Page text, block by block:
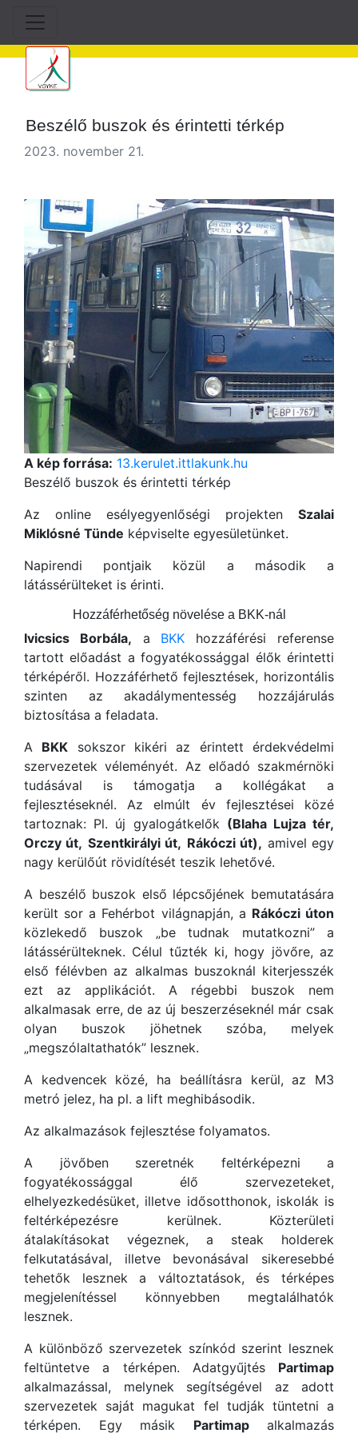
Beszélő buszok és érintetti térkép
2023. november 21.
A kép forrása: 13.kerulet.ittlakunk.hu
Beszélő buszok és érintetti térkép
Az online esélyegyenlőségi projekten Szalai
Miklósné Tünde képviselte egyesületünket.
Napirendi pontjaik közül a második a
látássérülteket is érinti.
Hozzáférhetőség növelése a BKK-nál
Ivicsics Borbála, a BKK hozzáférési referense
tartott előadást a fogyatékossággal élők érintetti
térképéről. Hozzáférhető fejlesztések, horizontális
szinten az akadálymentesség hozzájárulás
biztosítása a feladata.
A BKK sokszor kikéri az érintett érdekvédelmi
szervezetek véleményét. Az előadó szakmérnöki
tudásával is támogatja a kollégákat a
fejlesztéseknél. Az elmúlt év fejlesztései közé
tartoznak: Pl. új gyalogátkelők (Blaha Lujza tér,
Orczy út, Szentkirályi út, Rákóczi út), amivel egy
nagy kerülőút rövidítését teszik lehetővé.
A beszélő buszok első lépcsőjének bemutatására
került sor a Fehérbot világnapján, a Rákóczi úton
közlekedő buszok „be tudnak mutatkozni” a
látássérülteknek. Célul tűzték ki, hogy jövőre, az
első félévben az alkalmas buszoknál kiterjesszék
ezt az applikációt. A régebbi buszok nem
alkalmasak erre, de az új beszerzéseknél már csak
olyan buszok jöhetnek szóba, melyek
„megszólaltathatók” lesznek.
A kedvencek közé, ha beállításra kerül, az M3
metró jelez, ha pl. a lift meghibásodik.
Az alkalmazások fejlesztése folyamatos.
A jövőben szeretnék feltérképezni a
fogyatékossággal élő szervezeteket,
elhelyezkedésüket, illetve idősotthonok, iskolák is
feltérképezésre kerülnek. Közterületi
átalakításokat végeznek, a steak holderek
felkutatásával, illetve bevonásával sikeresebbé
tehetők lesznek a változtatások, és térképes
megjelenítéssel könnyebben megtalálhatók
lesznek.
A különböző szervezetek színkód szerint lesznek
feltüntetve a térképen. Adatgyűjtés Partimap
alkalmazással, melynek segítségével az adott
szervezetek saját magukat fel tudják tüntetni a
térképen. Egy másik Partimapalkalmazás